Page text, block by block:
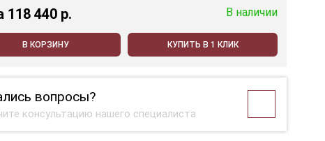
118 440 p. В наличии
В КОРЗИНУ КУПИТЬ В 1 КЛИК
вопросы?
консультацию нашего специалиста